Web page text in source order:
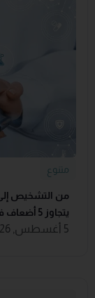
متنوع
من التشخيص إلى
يتجاوز 5 أضعاف في رحلة صحية أكثر تكاملاً
5 أغسطس, 2026